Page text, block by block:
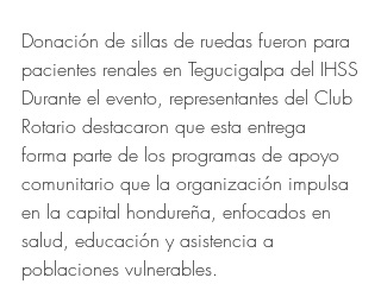
Donación de sillas de ruedas fueron para
pacientes renales en Tegucigalpa del IHSS
Durante el evento, representantes del Club
Rotario destacaron que esta entrega
forma parte de los programas de apoyo
comunitario que la organización impulsa
en la capital hondureña, enfocados en
salud, educación y asistencia a
poblaciones vulnerables.